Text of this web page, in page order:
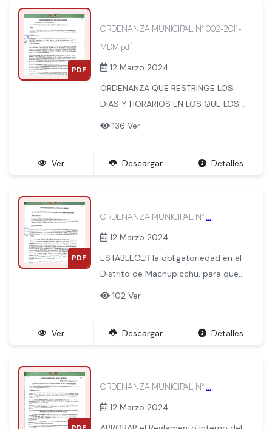
PDF
ORDENANZA MUNICIPAL N° 002-2011-
MDM.pdf
12 Marzo 2024
ORDENANZA QUE RESTRINGE LOS
DIAS Y HORARIOS EN LOS QUE LOS
BEBIDAS ALCOHOLICAS
136 Ver
Ver Descargar Detalles
PDF
ORDENANZA MUNICIPAL N° ...
12 Marzo 2024
ESTABLECER la obligatoriedad en el
Distrito de Machupicchu, para que
para caso de desastres, equipo que
adultas sobrevivan las primeras 24
horas de ocurridoun desastre y
102 Ver
Ver Descargar Detalles
ORDENANZA MUNICIPAL N° ...
12 Marzo 2024